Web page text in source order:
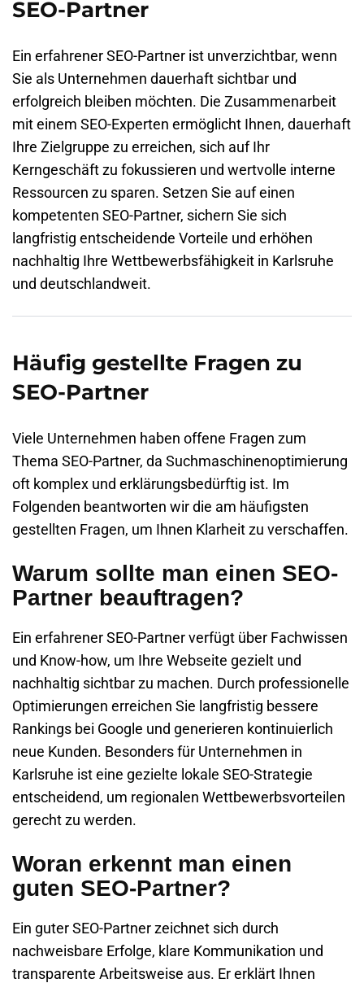
SEO-Partner
Ein erfahrener SEO-Partner ist unverzichtbar, wenn
Sie als Unternehmen dauerhaft sichtbar und
erfolgreich bleiben möchten. Die Zusammenarbeit
mit einem SEO-Experten ermöglicht Ihnen, dauerhaft
Ihre Zielgruppe zu erreichen, sich auf Ihr
Kerngeschäft zu fokussieren und wertvolle interne
Ressourcen zu sparen. Setzen Sie auf einen
kompetenten SEO-Partner, sichern Sie sich
langfristig entscheidende Vorteile und erhöhen
nachhaltig Ihre Wettbewerbsfähigkeit in Karlsruhe
und deutschlandweit.
Häufig gestellte Fragen zu
SEO-Partner
Viele Unternehmen haben offene Fragen zum
Thema SEO-Partner, da Suchmaschinenoptimierung
oft komplex und erklärungsbedürftig ist. Im
Folgenden beantworten wir die am häufigsten
gestellten Fragen, um Ihnen Klarheit zu verschaffen.
Warum sollte man einen SEO-
Partner beauftragen?
Ein erfahrener SEO-Partner verfügt über Fachwissen
und Know-how, um Ihre Webseite gezielt und
nachhaltig sichtbar zu machen. Durch professionelle
Optimierungen erreichen Sie langfristig bessere
Rankings bei Google und generieren kontinuierlich
neue Kunden. Besonders für Unternehmen in
Karlsruhe ist eine gezielte lokale SEO-Strategie
entscheidend, um regionalen Wettbewerbsvorteilen
gerecht zu werden.
Woran erkennt man einen
guten SEO-Partner?
Ein guter SEO-Partner zeichnet sich durch
nachweisbare Erfolge, klare Kommunikation und
transparente Arbeitsweise aus. Er erklärt Ihnen